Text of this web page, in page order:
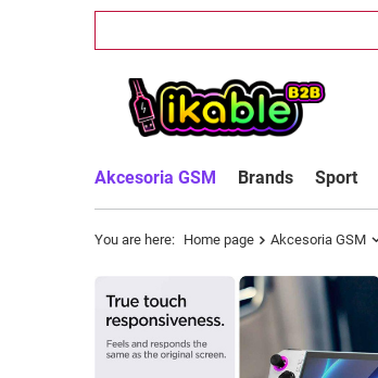
Akcesoria GSM Brands Sport
You are here: Home page Akcesoria GSM